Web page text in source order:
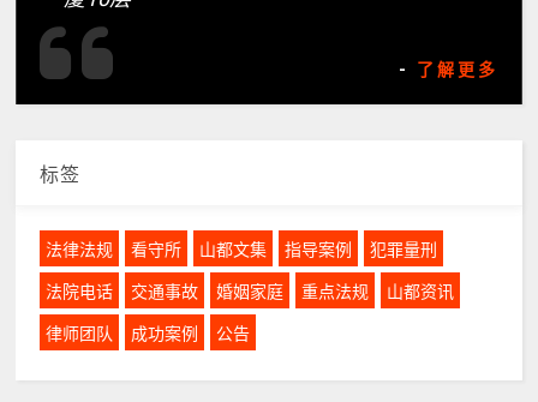
- 了解更多
标签
法律法规 看守所 山都文集 指导案例 犯罪量刑
法院电话 交通事故 婚姻家庭 重点法规 山都资讯
律师团队 成功案例 公告